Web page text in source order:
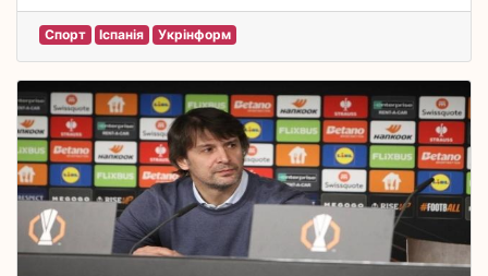
Спорт Іспанія Укрінформ